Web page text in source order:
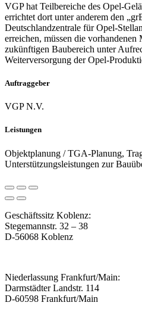
VGP hat Teilbereiche des Opel-
errichtet dort unter anderem den
Deutschlandzentrale für Opel-
erreichen, müssen die vorhandenen
zukünftigen Baubereich unter
Weiterversorgung der Opel-
Auftraggeber
VGP N.V.
Leistungen
Objektplanung / TGA-Planung,
Unterstützungsleistungen zur
Geschäftssitz Koblenz:
Stegemannstr. 32 – 38
D-56068 Koblenz
Niederlassung Frankfurt/Main:
Darmstädter Landstr. 114
D-60598 Frankfurt/Main